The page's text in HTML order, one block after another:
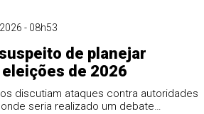
- 08h53
de planejar
de 2026
discutiam ataques contra autoridades
seria realizado um debate